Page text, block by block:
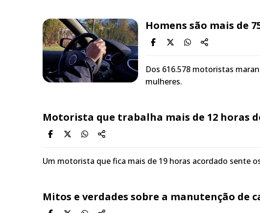
Homens são mais de
Dos 616.578 motoristas
mulheres.
Motorista que trabalha mais de 12 horas
Um motorista que fica mais de 19 horas acordado sente
Mitos e verdades sobre a manutenção de